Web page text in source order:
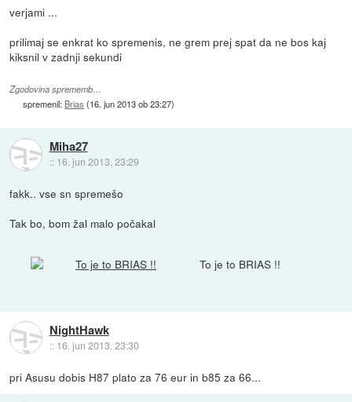
verjami ...
prilimaj se enkrat ko spremenis, ne grem prej spat da ne bos kaj
kiksnil v zadnji sekundi
Zgodovina sprememb…
spremenil: Brias (16. jun 2013 ob 23:27)
Miha27
:: 16. jun 2013, 23:29
fakk.. vse sn spremešo
Tak bo, bom žal malo počakal
To je to BRIAS !!
NightHawk
:: 16. jun 2013, 23:30
pri Asusu dobis H87 plato za 76 eur in b85 za 66...